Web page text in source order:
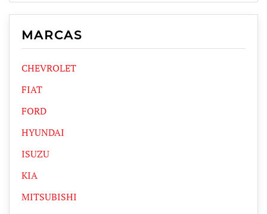
MARCAS
CHEVROLET
FIAT
FORD
HYUNDAI
ISUZU
KIA
MITSUBISHI